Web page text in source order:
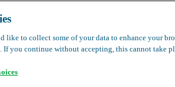
like to collect some of your data to enhance your
If you continue without accepting, this cannot take